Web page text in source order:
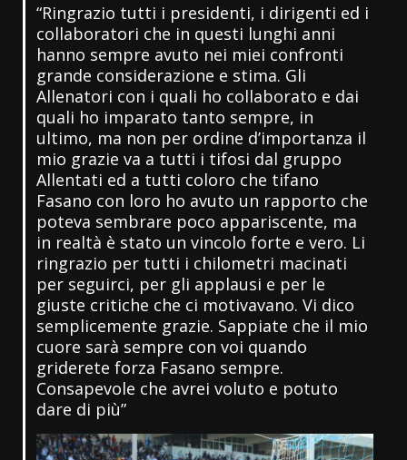
“Ringrazio tutti i presidenti, i dirigenti ed i
collaboratori che in questi lunghi anni
hanno sempre avuto nei miei confronti
grande considerazione e stima. Gli
Allenatori con i quali ho collaborato e dai
quali ho imparato tanto sempre, in
ultimo, ma non per ordine d’importanza il
mio grazie va a tutti i tifosi dal gruppo
Allentati ed a tutti coloro che tifano
Fasano con loro ho avuto un rapporto che
poteva sembrare poco appariscente, ma
in realtà è stato un vincolo forte e vero. Li
ringrazio per tutti i chilometri macinati
per seguirci, per gli applausi e per le
giuste critiche che ci motivavano. Vi dico
semplicemente grazie. Sappiate che il mio
cuore sarà sempre con voi quando
griderete forza Fasano sempre.
Consapevole che avrei voluto e potuto
dare di più”